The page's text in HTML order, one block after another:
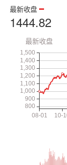
最新收盘
1444.82